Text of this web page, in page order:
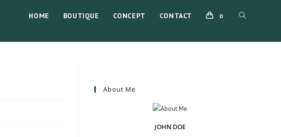
HOME BOUTIQUE CONCEPT CONTACT 0 TOGGLE
About Me
JOHN DOE